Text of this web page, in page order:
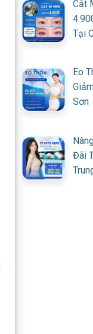
Cắt
Tại
Eo
Sơn
Đãi